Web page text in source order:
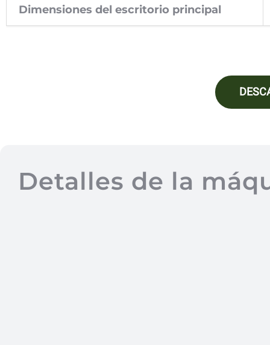
Dimensiones del escritorio principal
Detalles de la